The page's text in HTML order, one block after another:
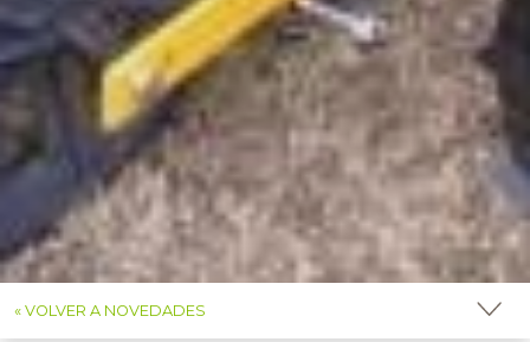
« VOLVER A NOVEDADES